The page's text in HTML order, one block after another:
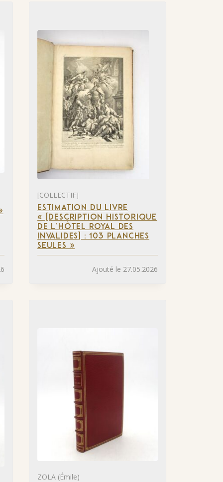
[COLLECTIF]
ESTIMATION DU LIVRE
« [DESCRIPTION HISTORIQUE
DE L’HÔTEL ROYAL DES
INVALIDES] : 103 PLANCHES
SEULES »
Ajouté le 27.05.2026
ZOLA (Émile)